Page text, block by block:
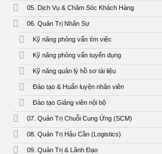
05. Dịch Vụ & Chăm Sóc Khách Hàng
06. Quản Trị Nhân Sự
Kỹ năng phỏng vấn tìm việc
Kỹ năng phỏng vấn tuyển dụng
Kỹ năng quản lý hồ sơ tài liệu
Đào tạo & Huấn luyện nhân viên
Đào tạo Giảng viên nội bộ
07. Quản Trị Chuỗi Cung Ứng (SCM)
08. Quản Trị Hậu Cần (Logistics)
09. Quản Trị & Lãnh Đạo